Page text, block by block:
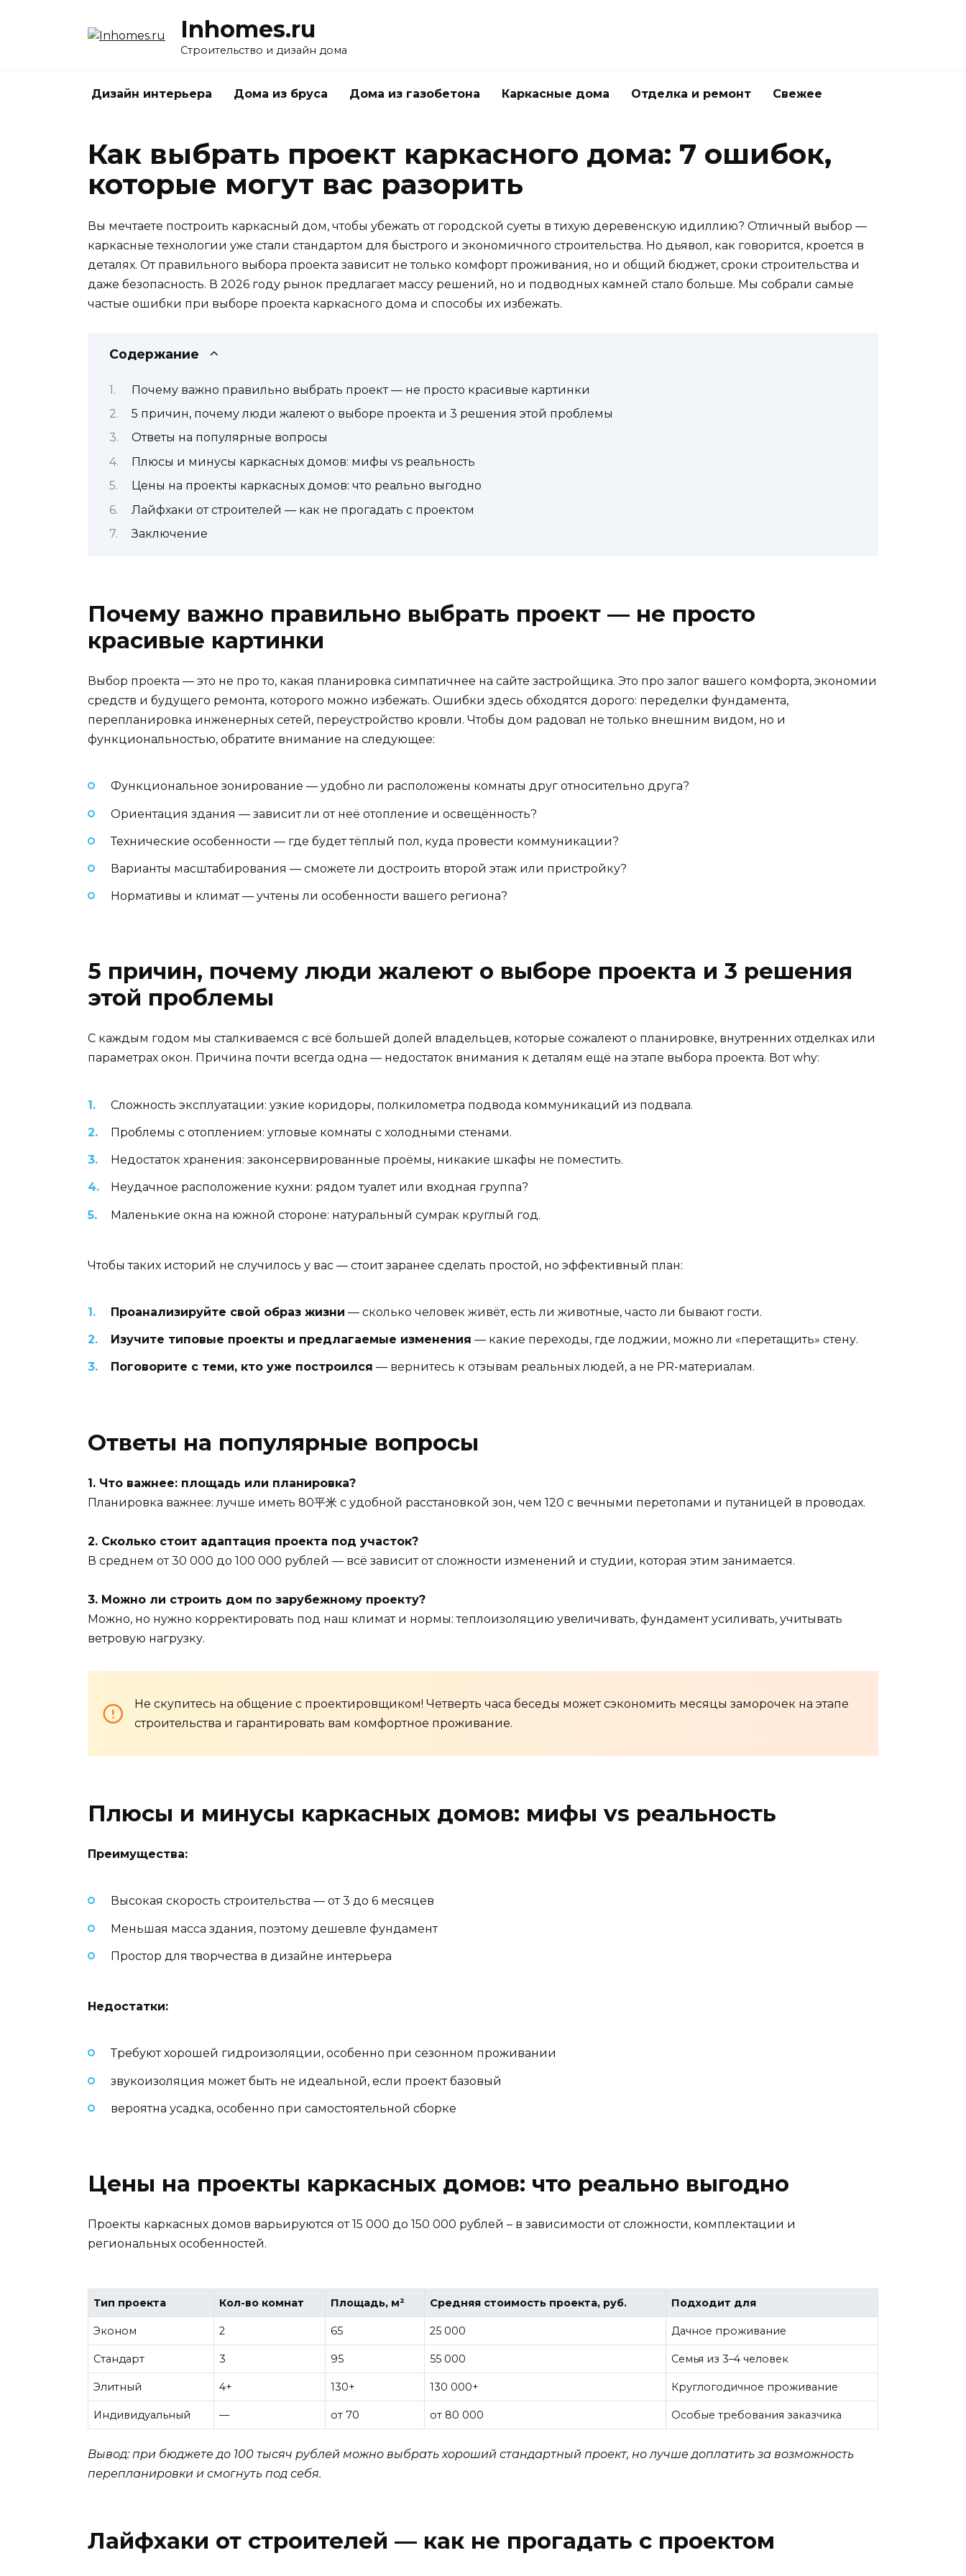
Inhomes.ru
Строительство и дизайн дома
Дизайн интерьера Дома из бруса Дома из газобетона Каркасные дома Отделка и ремонт Свежее
Как выбрать проект каркасного дома: 7 ошибок,
которые могут вас разорить
Вы мечтаете построить каркасный дом, чтобы убежать от городской суеты в тихую деревенскую идиллию? Отличный выбор —
каркасные технологии уже стали стандартом для быстрого и экономичного строительства. Но дьявол, как говорится, кроется в
деталях. От правильного выбора проекта зависит не только комфорт проживания, но и общий бюджет, сроки строительства и
даже безопасность. В 2026 году рынок предлагает массу решений, но и подводных камней стало больше. Мы собрали самые
частые ошибки при выборе проекта каркасного дома и способы их избежать.
Содержание
Почему важно правильно выбрать проект — не просто красивые картинки
5 причин, почему люди жалеют о выборе проекта и 3 решения этой проблемы
Ответы на популярные вопросы
Плюсы и минусы каркасных домов: мифы vs реальность
Цены на проекты каркасных домов: что реально выгодно
Лайфхаки от строителей — как не прогадать с проектом
Заключение
Почему важно правильно выбрать проект — не просто
красивые картинки
Выбор проекта — это не про то, какая планировка симпатичнее на сайте застройщика. Это про залог вашего комфорта, экономии
средств и будущего ремонта, которого можно избежать. Ошибки здесь обходятся дорого: переделки фундамента,
перепланировка инженерных сетей, переустройство кровли. Чтобы дом радовал не только внешним видом, но и
функциональностью, обратите внимание на следующее:
Функциональное зонирование — удобно ли расположены комнаты друг относительно друга?
Ориентация здания — зависит ли от неё отопление и освещённость?
Технические особенности — где будет тёплый пол, куда провести коммуникации?
Варианты масштабирования — сможете ли достроить второй этаж или пристройку?
Нормативы и климат — учтены ли особенности вашего региона?
5 причин, почему люди жалеют о выборе проекта и 3 решения
этой проблемы
С каждым годом мы сталкиваемся с всё большей долей владельцев, которые сожалеют о планировке, внутренних отделках или
параметрах окон. Причина почти всегда одна — недостаток внимания к деталям ещё на этапе выбора проекта. Вот why:
Сложность эксплуатации: узкие коридоры, полкилометра подвода коммуникаций из подвала.
Проблемы с отоплением: угловые комнаты с холодными стенами.
Недостаток хранения: законсервированные проёмы, никакие шкафы не поместить.
Неудачное расположение кухни: рядом туалет или входная группа?
Маленькие окна на южной стороне: натуральный сумрак круглый год.
Чтобы таких историй не случилось у вас — стоит заранее сделать простой, но эффективный план:
Проанализируйте свой образ жизни — сколько человек живёт, есть ли животные, часто ли бывают гости.
Изучите типовые проекты и предлагаемые изменения — какие переходы, где лоджии, можно ли «перетащить» стену.
Поговорите с теми, кто уже построился — вернитесь к отзывам реальных людей, а не PR-материалам.
Ответы на популярные вопросы
1. Что важнее: площадь или планировка?
Планировка важнее: лучше иметь 80平米 с удобной расстановкой зон, чем 120 с вечными перетопами и путаницей в проводах.
2. Сколько стоит адаптация проекта под участок?
В среднем от 30 000 до 100 000 рублей — всё зависит от сложности изменений и студии, которая этим занимается.
3. Можно ли строить дом по зарубежному проекту?
Можно, но нужно корректировать под наш климат и нормы: теплоизоляцию увеличивать, фундамент усиливать, учитывать
ветровую нагрузку.
Не скупитесь на общение с проектировщиком! Четверть часа беседы может сэкономить месяцы заморочек на этапе
строительства и гарантировать вам комфортное проживание.
Плюсы и минусы каркасных домов: мифы vs реальность
Преимущества:
Высокая скорость строительства — от 3 до 6 месяцев
Меньшая масса здания, поэтому дешевле фундамент
Простор для творчества в дизайне интерьера
Недостатки:
Требуют хорошей гидроизоляции, особенно при сезонном проживании
звукоизоляция может быть не идеальной, если проект базовый
вероятна усадка, особенно при самостоятельной сборке
Цены на проекты каркасных домов: что реально выгодно
Проекты каркасных домов варьируются от 15 000 до 150 000 рублей – в зависимости от сложности, комплектации и
региональных особенностей.
Тип проекта Кол-во комнат Площадь, м² Средняя стоимость проекта, руб. Подходит для
Эконом 2 65 25 000 Дачное проживание
Стандарт 3 95 55 000 Семья из 3–4 человек
Элитный 4+ 130+ 130 000+ Круглогодичное проживание
Индивидуальный — от 70 от 80 000 Особые требования заказчика
Вывод: при бюджете до 100 тысяч рублей можно выбрать хороший стандартный проект, но лучше доплатить за возможность
перепланировки и смогнуть под себя.
Лайфхаки от строителей — как не прогадать с проектом